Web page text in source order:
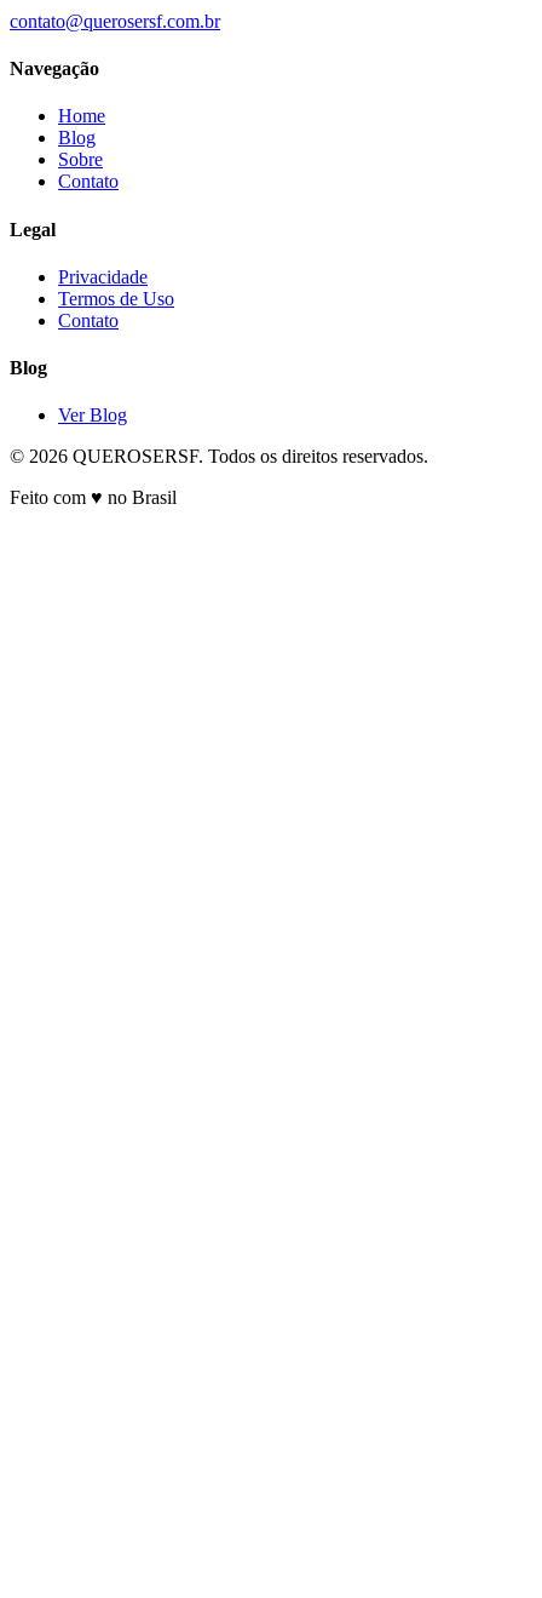
contato@querosersf.com.br
Navegação
Home
Blog
Sobre
Contato
Legal
Privacidade
Termos de Uso
Contato
Blog
Ver Blog
© 2026 QUEROSERSF. Todos os direitos reservados.
Feito com ♥ no Brasil